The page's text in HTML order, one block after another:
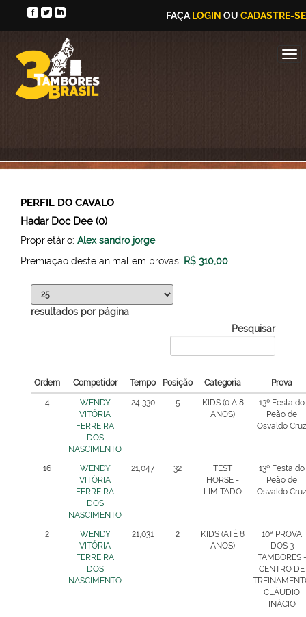
FAÇA LOGIN OU CADASTRE-SE
PERFIL DO CAVALO
Hadar Doc Dee (0)
Proprietário: Alex sandro jorge
Premiação deste animal em provas: R$ 310,00
resultados por página
Pesquisar
Ordem Competidor Tempo Posição Categoria Prova
4
WENDY
VITÓRIA
FERREIRA
DOS
NASCIMENTO
24,330 5
KIDS (0 A 8
ANOS)
13º Festa do
Peão de
Osvaldo Cruz
16
WENDY
VITÓRIA
FERREIRA
DOS
NASCIMENTO
21,047 32
TEST
HORSE -
LIMITADO
13º Festa do
Peão de
Osvaldo Cruz
2
WENDY
VITÓRIA
FERREIRA
DOS
NASCIMENTO
21,031 2
KIDS (ATÉ 8
ANOS)
10ª PROVA
DOS 3
TAMBORES -
CENTRO DE
CLÁUDIO
INÁCIO